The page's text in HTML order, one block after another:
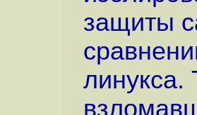
защиты
линукса.